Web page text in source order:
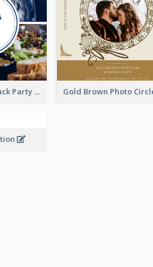
Blue Circle A Potluck Party Invitation